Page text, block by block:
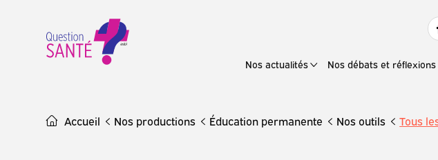
Nos actualités Nos débats et réflexions
Accueil Nos productions Éducation permanente Nos outils Tous